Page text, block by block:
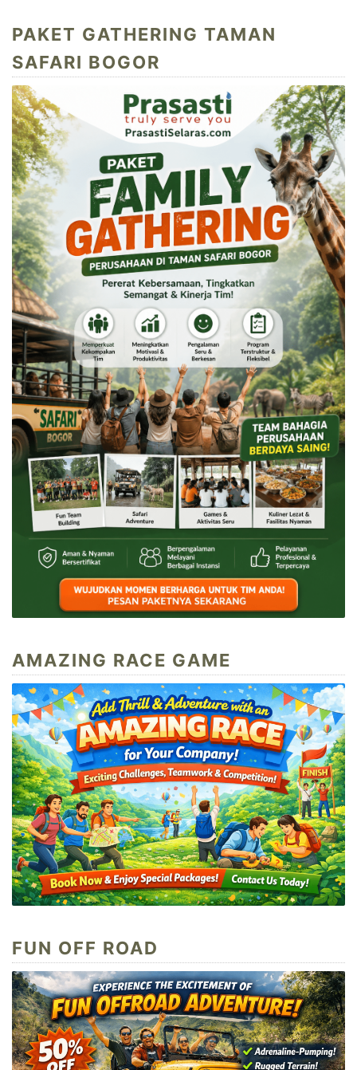
PAKET GATHERING TAMAN
SAFARI BOGOR
AMAZING RACE GAME
FUN OFF ROAD